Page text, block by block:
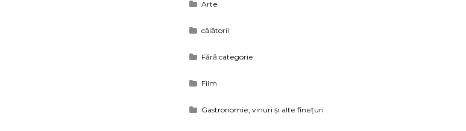
Arte
călătorii
Fără categorie
Film
Gastronomie, vinuri și alte finețuri